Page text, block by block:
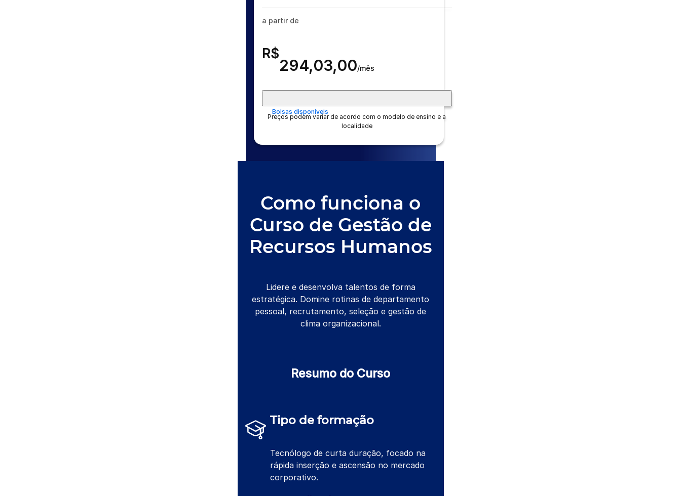
a partir de
R$
294,03,00/mês
Bolsas disponíveis
Preços podem variar de acordo com o modelo de ensino e a
localidade
Como funciona o
Curso de Gestão de
Recursos Humanos
Lidere e desenvolva talentos de forma
estratégica. Domine rotinas de departamento
pessoal, recrutamento, seleção e gestão de
clima organizacional.
Resumo do Curso
Tipo de formação
Tecnólogo de curta duração, focado na
rápida inserção e ascensão no mercado
corporativo.